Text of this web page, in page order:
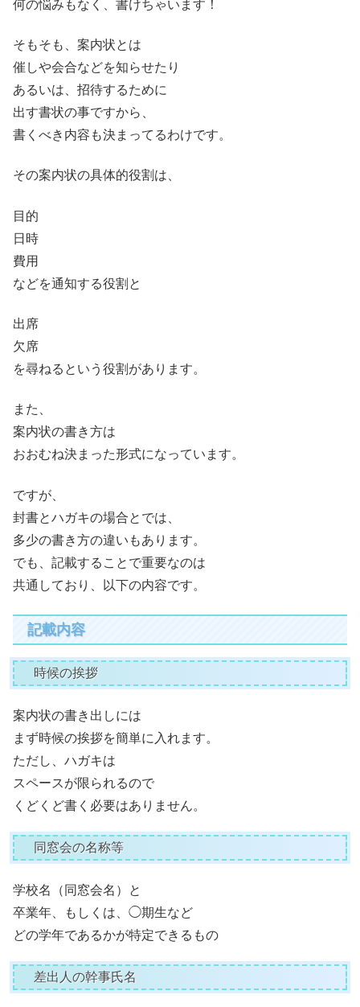
何の悩みもなく、書けちゃいます！
そもそも、案内状とは
催しや会合などを知らせたり
あるいは、招待するために
出す書状の事ですから、
書くべき内容も決まってるわけです。
その案内状の具体的役割は、
目的
日時
費用
などを通知する役割と
出席
欠席
を尋ねるという役割があります。
また、
案内状の書き方は
おおむね決まった形式になっています。
ですが、
封書とハガキの場合とでは、
多少の書き方の違いもあります。
でも、記載することで重要なのは
共通しており、以下の内容です。
記載内容
時候の挨拶
案内状の書き出しには
まず時候の挨拶を簡単に入れます。
ただし、ハガキは
スペースが限られるので
くどくど書く必要はありません。
同窓会の名称等
学校名（同窓会名）と
卒業年、もしくは、◯期生など
どの学年であるかが特定できるもの
差出人の幹事氏名